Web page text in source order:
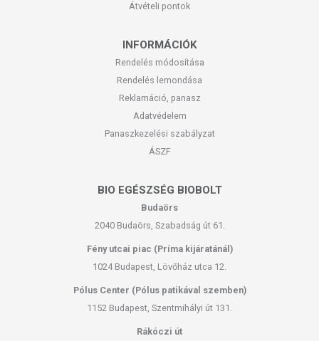
Átvételi pontok
INFORMÁCIÓK
Rendelés módosítása
Rendelés lemondása
Reklamáció, panasz
Adatvédelem
Panaszkezelési szabályzat
ÁSZF
BIO EGÉSZSÉG BIOBOLT
Budaörs
2040 Budaörs, Szabadság út 61.
Fény utcai piac (Príma kijáratánál)
1024 Budapest, Lövőház utca 12.
Pólus Center (Pólus patikával szemben)
1152 Budapest, Szentmihályi út 131.
Rákóczi út